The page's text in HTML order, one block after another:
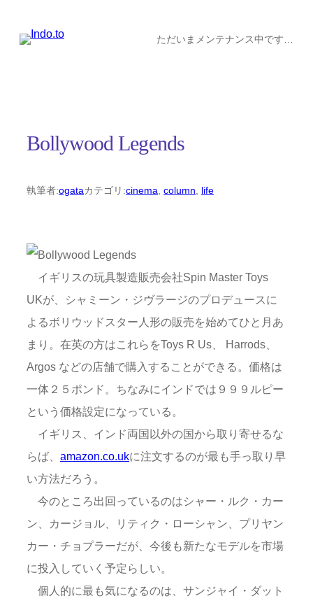
ただいまメンテナンス中です…
Bollywood Legends
執筆者:ogataカテゴリ:cinema, column, life
イギリスの玩具製造販売会社Spin Master Toys
UKが、シャミーン・ジヴラージのプロデュースに
よるボリウッドスター人形の販売を始めてひと月あ
まり。在英の方はこれらをToys R Us、 Harrods、
Argos などの店舗で購入することができる。価格は
一体２５ポンド。ちなみにインドでは９９９ルピー
という価格設定になっている。
イギリス、インド両国以外の国から取り寄せるな
らば、 amazon.co.ukに注文するのが最も手っ取り早
い方法だろう。
今のところ出回っているのはシャー・ルク・カー
ン、カージョル、リティク・ローシャン、プリヤン
カー・チョプラーだが、今後も新たなモデルを市場
に投入していく予定らしい。
個人的に最も気になるのは、サンジャイ・ダット